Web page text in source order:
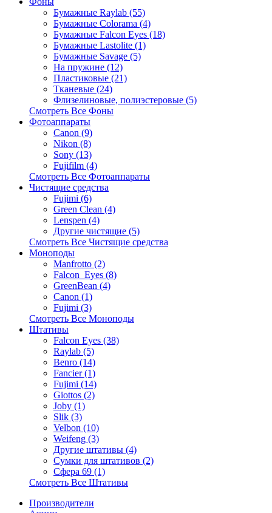
Бумажные Raylab (55)
Бумажные Colorama (4)
Бумажные Falcon Eyes (18)
Бумажные Lastolite (1)
Бумажные Savage (5)
На пружине (12)
Пластиковые (21)
Тканевые (24)
Флизелиновые, полиэстеровые (5)
Смотреть Все Фоны
Фотоаппараты
Canon (9)
Nikon (8)
Sony (13)
Fujifilm (4)
Смотреть Все Фотоаппараты
Чистящие средства
Fujimi (6)
Green Clean (4)
Lenspen (4)
Другие чистящие (5)
Смотреть Все Чистящие средства
Моноподы
Manfrotto (2)
Falcon_Eyes (8)
GreenBean (4)
Canon (1)
Fujimi (3)
Смотреть Все Моноподы
Штативы
Falcon Eyes (38)
Raylab (5)
Benro (14)
Fancier (1)
Fujimi (14)
Giottos (2)
Joby (1)
Slik (3)
Velbon (10)
Weifeng (3)
Другие штативы (4)
Сумки для штативов (2)
Сфера 69 (1)
Смотреть Все Штативы
Производители